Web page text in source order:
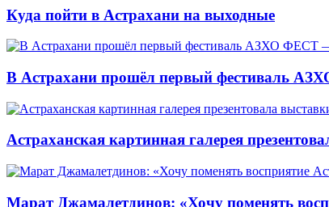
Куда пойти в Астрахани на выходные
В Астрахани прошёл первый фестиваль
Астраханская картинная галерея
Марат Джамалетдинов: «Хочу поменять